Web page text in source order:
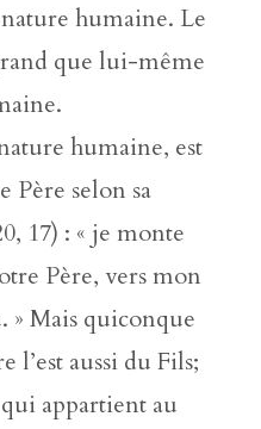
humaine. Le
que lui-même
humaine, est
Père selon sa
17) : « je monte
Père, vers mon
Mais quiconque
l’est aussi du Fils;
appartient au